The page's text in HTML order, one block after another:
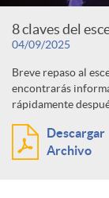
8 claves del
04/09/2025
Breve repaso al
encontrarás
rápidamente
Descargar
Archivo